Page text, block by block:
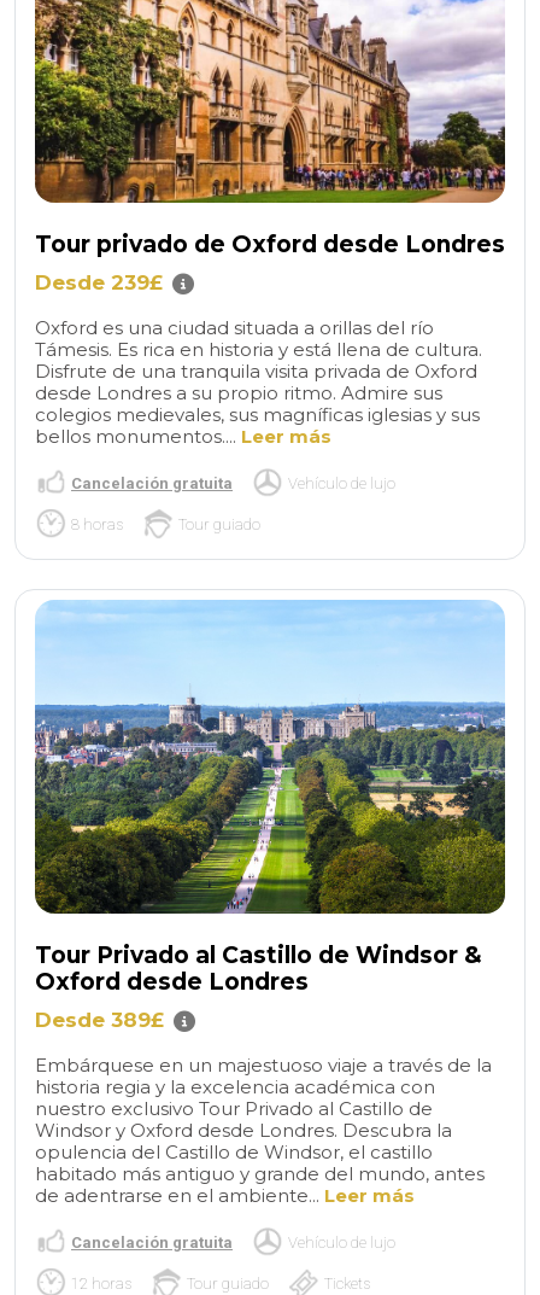
Tour privado de Oxford desde Londres
Desde 239£
Oxford es una ciudad situada a orillas del río
Támesis. Es rica en historia y está llena de cultura.
Disfrute de una tranquila visita privada de Oxford
desde Londres a su propio ritmo. Admire sus
colegios medievales, sus magníficas iglesias y sus
bellos monumentos.... Leer más
Cancelación gratuita Vehículo de lujo
8 horas Tour guiado
Tour Privado al Castillo de Windsor &
Oxford desde Londres
Desde 389£
Embárquese en un majestuoso viaje a través de la
historia regia y la excelencia académica con
nuestro exclusivo Tour Privado al Castillo de
Windsor y Oxford desde Londres. Descubra la
opulencia del Castillo de Windsor, el castillo
habitado más antiguo y grande del mundo, antes
de adentrarse en el ambiente... Leer más
Cancelación gratuita Vehículo de lujo
12 horas Tour guiado Tickets